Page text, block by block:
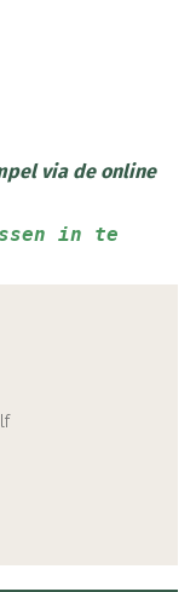
via de online
in te